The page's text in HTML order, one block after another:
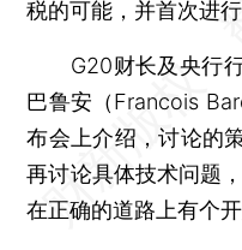
税的可能，并首次进
G20财长及央行行
巴鲁安（Francois
布会上介绍，讨论的
再讨论具体技术问题
在正确的道路上有个